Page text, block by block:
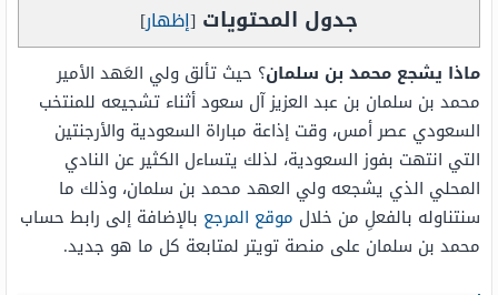
جدول المحتويات [إظهار]
ماذا يشجع محمد بن سلمان؟ حيث تألق ولي العَهد الأمير
محمد بن سلمان بن عبد العزيز آل سعود أثناء تشجيعه للمنتخب
السعودي عصر أمس، وقت إذاعة مباراة السعودية والأرجنتين
التي انتهت بفوز السعودية، لذلك يتساءل الكثير عن النادي
المحلي الذي يشجعه ولي العهد محمد بن سلمان، وذلك ما
سنتناوله بالفعلِ من خلال موقع المرجع بالإضافة إلى رابط حساب
محمد بن سلمان على منصة تويتر لمتابعة كل ما هو جديد.